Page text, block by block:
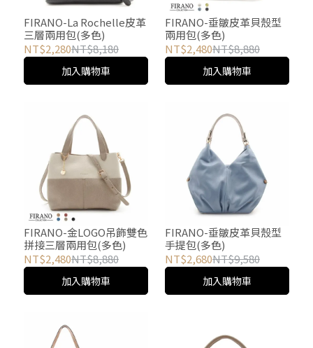
FIRANO-La Rochelle皮革
三層兩用包(多色)
NT$2,280NT$8,180
加入購物車
FIRANO-垂皺皮革貝殼型
兩用包(多色)
NT$2,480NT$8,880
加入購物車
FIRANO-金LOGO吊飾雙色
拼接三層兩用包(多色)
NT$2,480NT$8,880
加入購物車
FIRANO-垂皺皮革貝殼型
手提包(多色)
NT$2,680NT$9,580
加入購物車